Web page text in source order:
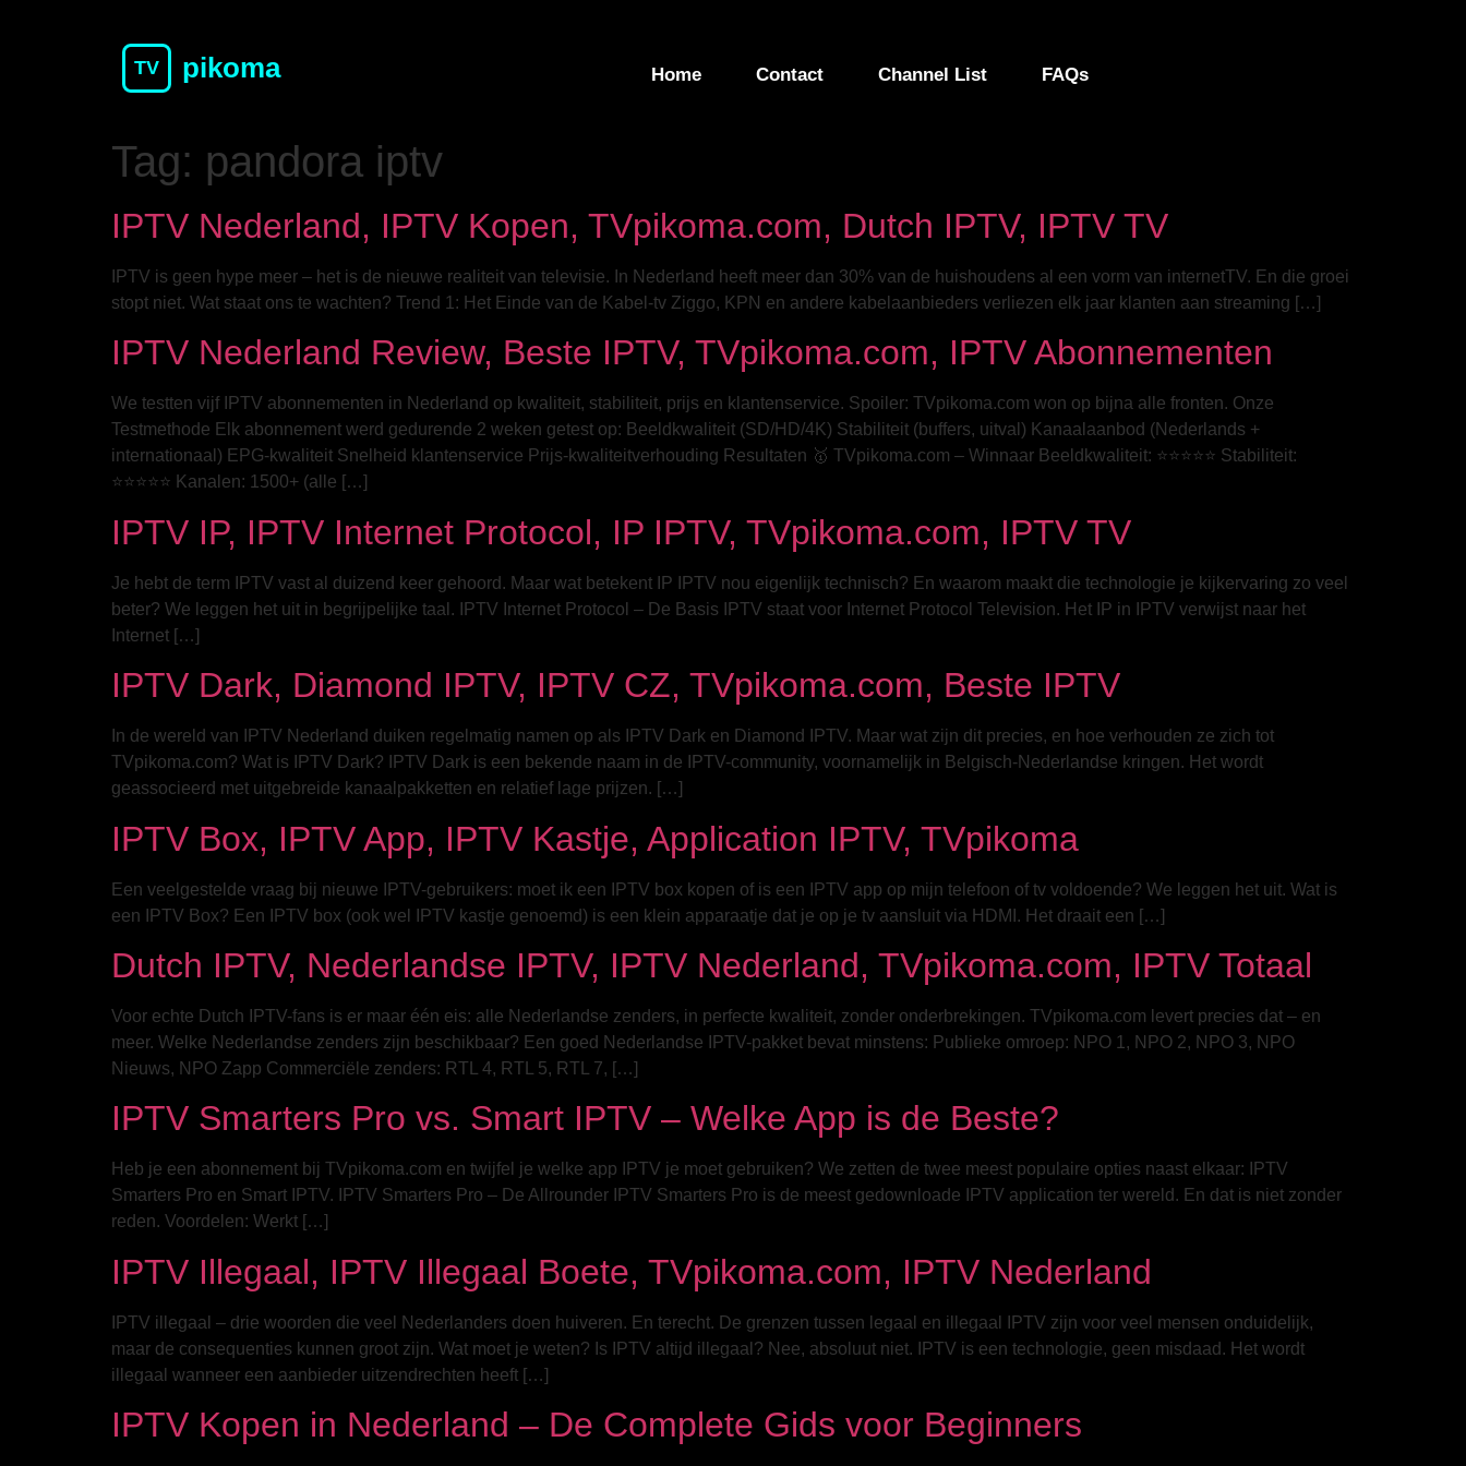
TV pikoma Home Contact Channel List FAQs
Tag: pandora iptv
IPTV Nederland, IPTV Kopen, TVpikoma.com, Dutch IPTV, IPTV TV
IPTV is geen hype meer – het is de nieuwe realiteit van televisie. In Nederland heeft meer dan 30% van de huishoudens al een vorm van internetTV. En die groei
stopt niet. Wat staat ons te wachten? Trend 1: Het Einde van de Kabel-tv Ziggo, KPN en andere kabelaanbieders verliezen elk jaar klanten aan streaming […]
IPTV Nederland Review, Beste IPTV, TVpikoma.com, IPTV Abonnementen
We testten vijf IPTV abonnementen in Nederland op kwaliteit, stabiliteit, prijs en klantenservice. Spoiler: TVpikoma.com won op bijna alle fronten. Onze
Testmethode Elk abonnement werd gedurende 2 weken getest op: Beeldkwaliteit (SD/HD/4K) Stabiliteit (buffers, uitval) Kanaalaanbod (Nederlands +
internationaal) EPG-kwaliteit Snelheid klantenservice Prijs-kwaliteitverhouding Resultaten 🥇 TVpikoma.com – Winnaar Beeldkwaliteit: ⭐⭐⭐⭐⭐ Stabiliteit:
⭐⭐⭐⭐⭐ Kanalen: 1500+ (alle […]
IPTV IP, IPTV Internet Protocol, IP IPTV, TVpikoma.com, IPTV TV
Je hebt de term IPTV vast al duizend keer gehoord. Maar wat betekent IP IPTV nou eigenlijk technisch? En waarom maakt die technologie je kijkervaring zo veel
beter? We leggen het uit in begrijpelijke taal. IPTV Internet Protocol – De Basis IPTV staat voor Internet Protocol Television. Het IP in IPTV verwijst naar het
Internet […]
IPTV Dark, Diamond IPTV, IPTV CZ, TVpikoma.com, Beste IPTV
In de wereld van IPTV Nederland duiken regelmatig namen op als IPTV Dark en Diamond IPTV. Maar wat zijn dit precies, en hoe verhouden ze zich tot
TVpikoma.com? Wat is IPTV Dark? IPTV Dark is een bekende naam in de IPTV-community, voornamelijk in Belgisch-Nederlandse kringen. Het wordt
geassocieerd met uitgebreide kanaalpakketten en relatief lage prijzen. […]
IPTV Box, IPTV App, IPTV Kastje, Application IPTV, TVpikoma
Een veelgestelde vraag bij nieuwe IPTV-gebruikers: moet ik een IPTV box kopen of is een IPTV app op mijn telefoon of tv voldoende? We leggen het uit. Wat is
een IPTV Box? Een IPTV box (ook wel IPTV kastje genoemd) is een klein apparaatje dat je op je tv aansluit via HDMI. Het draait een […]
Dutch IPTV, Nederlandse IPTV, IPTV Nederland, TVpikoma.com, IPTV Totaal
Voor echte Dutch IPTV-fans is er maar één eis: alle Nederlandse zenders, in perfecte kwaliteit, zonder onderbrekingen. TVpikoma.com levert precies dat – en
meer. Welke Nederlandse zenders zijn beschikbaar? Een goed Nederlandse IPTV-pakket bevat minstens: Publieke omroep: NPO 1, NPO 2, NPO 3, NPO
Nieuws, NPO Zapp Commerciële zenders: RTL 4, RTL 5, RTL 7, […]
IPTV Smarters Pro vs. Smart IPTV – Welke App is de Beste?
Heb je een abonnement bij TVpikoma.com en twijfel je welke app IPTV je moet gebruiken? We zetten de twee meest populaire opties naast elkaar: IPTV
Smarters Pro en Smart IPTV. IPTV Smarters Pro – De Allrounder IPTV Smarters Pro is de meest gedownloade IPTV application ter wereld. En dat is niet zonder
reden. Voordelen: Werkt […]
IPTV Illegaal, IPTV Illegaal Boete, TVpikoma.com, IPTV Nederland
IPTV illegaal – drie woorden die veel Nederlanders doen huiveren. En terecht. De grenzen tussen legaal en illegaal IPTV zijn voor veel mensen onduidelijk,
maar de consequenties kunnen groot zijn. Wat moet je weten? Is IPTV altijd illegaal? Nee, absoluut niet. IPTV is een technologie, geen misdaad. Het wordt
illegaal wanneer een aanbieder uitzendrechten heeft […]
IPTV Kopen in Nederland – De Complete Gids voor Beginners